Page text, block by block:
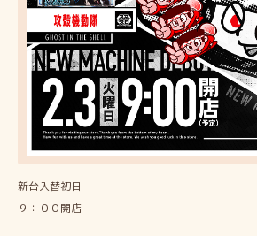
新台入替初日
９：００開店